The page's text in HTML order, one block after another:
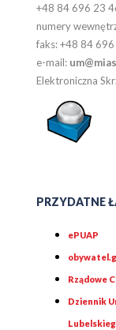
+48 84 696 23
numery
faks: +48 84
e-mail:
Elektroniczna
PRZYDATNE
ePUAP
Rządowe
Dziennik